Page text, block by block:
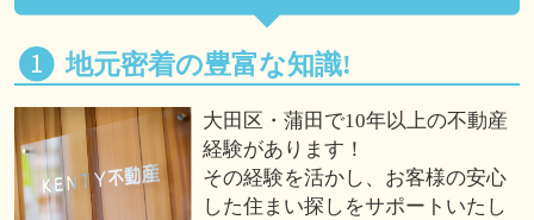
地元密着の豊富な知識!
大田区・蒲田で10年以上の不動産
経験があります！
その経験を活かし、お客様の安心
した住まい探しをサポートいたし